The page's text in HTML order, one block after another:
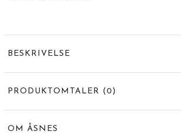
BESKRIVELSE
PRODUKTOMTALER (0 )
OM ÅSNES